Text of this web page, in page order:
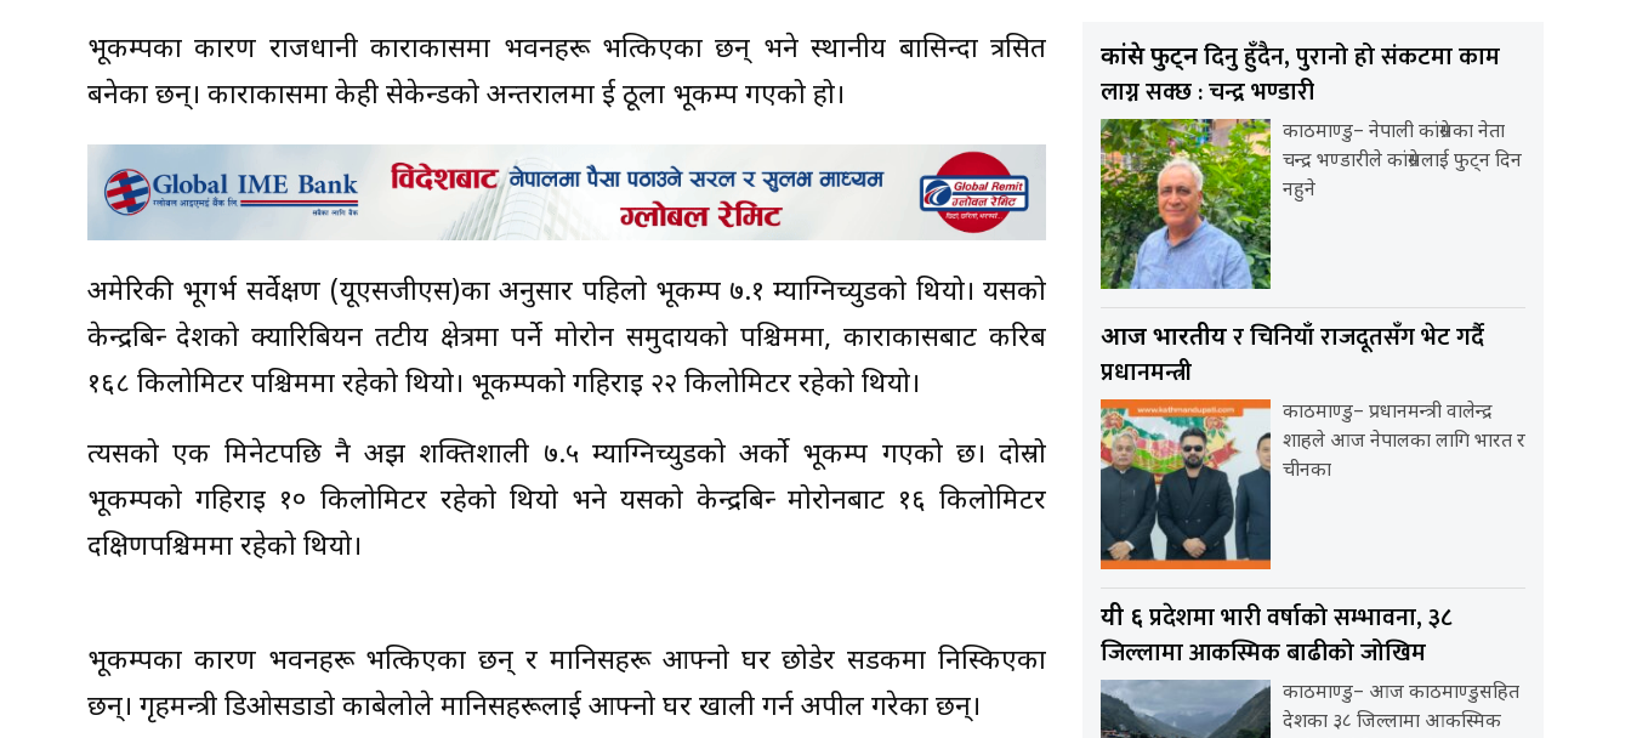
भूकम्पका कारण राजधानी काराकासमा भवनहरू भत्किएका छन् भने स्थानीय बासिन्दा त्रसित
बनेका छन्। काराकासमा केही सेकेन्डको अन्तरालमा दुई ठूला भूकम्प गएको हो।
अमेरिकी भूगर्भ सर्वेक्षण (यूएसजीएस)का अनुसार पहिलो भूकम्प ७.१ म्याग्निच्युडको थियो। यसको
केन्द्रबिन्दु देशको क्यारिबियन तटीय क्षेत्रमा पर्ने मोरोन समुदायको पश्चिममा, काराकासबाट करिब
१६८ किलोमिटर पश्चिममा रहेको थियो। भूकम्पको गहिराइ २२ किलोमिटर रहेको थियो।
त्यसको एक मिनेटपछि नै अझ शक्तिशाली ७.५ म्याग्निच्युडको अर्को भूकम्प गएको छ। दोस्रो
भूकम्पको गहिराइ १० किलोमिटर रहेको थियो भने यसको केन्द्रबिन्दु मोरोनबाट १६ किलोमिटर
दक्षिणपश्चिममा रहेको थियो।
भूकम्पका कारण भवनहरू भत्किएका छन् र मानिसहरू आफ्नो घर छोडेर सडकमा निस्किएका
छन्। गृहमन्त्री डिओसडाडो काबेलोले मानिसहरूलाई आफ्नो घर खाली गर्न अपील गरेका छन्।
कांग्रेस फुट्नदिनु हुँदैन, पुरानो हो संकटमा काम
लाग्न सक्छ : चन्द्र भण्डारी
काठमाण्डु– नेपाली कांग्रेसका नेता
चन्द्र भण्डारीले कांग्रेसलाई फुट्न दिन
नहुने
आज भारतीयर चिनियाँ राजदूतसँग भेट गर्दै
प्रधानमन्त्री
काठमाण्डु– प्रधानमन्त्री वालेन्द्र
शाहले आज नेपालका लागि भारत र
चीनका
यी ६प्रदेशमा भारी वर्षाको सम्भावना, ३८
जिल्लामा आकस्मिक बाढीको जोखिम
काठमाण्डु– आज काठमाण्डुसहित
देशका ३८ जिल्लामा आकस्मिक